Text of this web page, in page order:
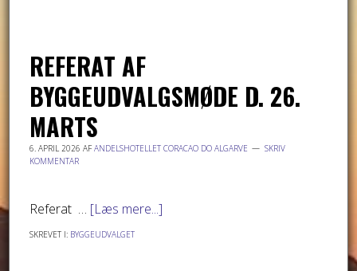
REFERAT AF
BYGGEUDVALGSMØDE D. 26.
MARTS
6. APRIL 2026 AFANDELSHOTELLET CORACAO DO ALGARVE
SKRIV
KOMMENTAR
Referat … [Læs mere...]
SKREVET I: BYGGEUDVALGET